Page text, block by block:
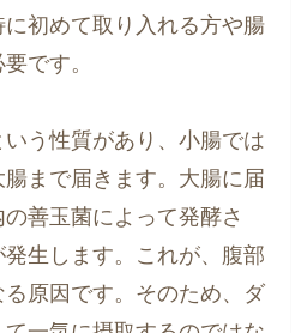
初めて取り入れる方や腸
です。
う性質があり、小腸では
まで届きます。大腸に届
善玉菌によって発酵さ
生します。これが、腹部
原因です。そのため、ダ